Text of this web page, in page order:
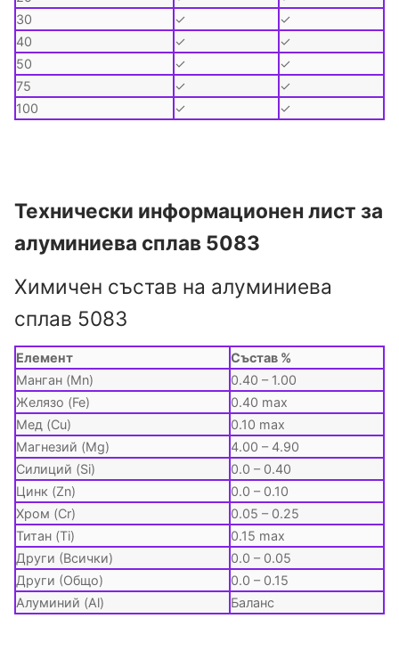
30
✓
✓
40
✓
✓
50
✓
✓
75
✓
✓
100
✓ ✓
Технически информационен лист за
алуминиева сплав 5083
Химичен състав на алуминиева
сплав 5083
Елемент
Състав %
Манган (Mn)
0.40 – 1.00
Желязо (Fe)
0.40 max
Мед (Cu)
0.10 max
Магнезий (Mg)
4.00 – 4.90
Силиций (Si)
0.0 – 0.40
Цинк (Zn)
0.0 – 0.10
Хром (Cr)
0.05 – 0.25
Титан (Ti)
0.15 max
Други (Всички)
0.0 – 0.05
Други (Общо)
0.0 – 0.15
Алуминий (Al)
Баланс